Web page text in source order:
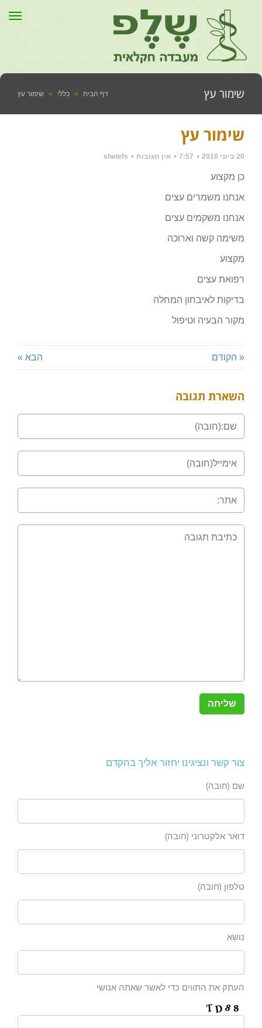
שימור עץ דף הבית » כללי » שימור עץ
שימור עץ
20 ביוני 2018 7:57 אין תגובות shelefs
כן מקצוע
אנחנו משמרים עצים
אנחנו משקמים עצים
משימה קשה וארוכה
מקצוע
רפואת עצים
בדיקות לאיבחון המחלה
מקור הבעיה וטיפול
« הקודם הבא »
השארת תגובה
צור קשר ונציגינו יחזור אליך בהקדם
שם (חובה)
דואר אלקטרוני (חובה)
טלפון (חובה)
נושא
העתק את התווים כדי לאשר שאתה אנושי